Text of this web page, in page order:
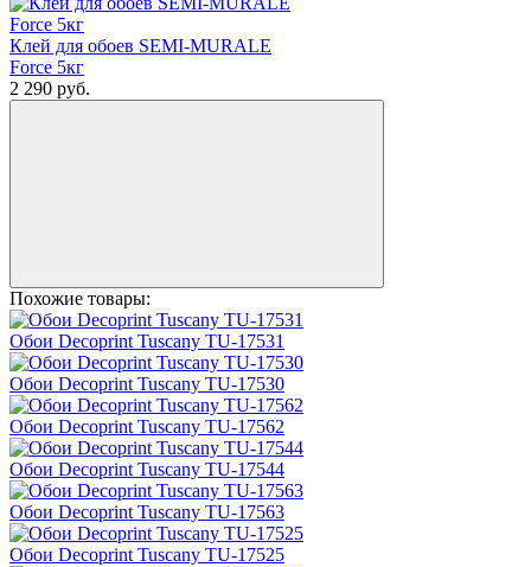
Клей для обоев SEMI-MURALE
Force 5кг
2 290 руб.
Похожие товары:
Обои Decoprint Tuscany TU-17531
Обои Decoprint Tuscany TU-17530
Обои Decoprint Tuscany TU-17562
Обои Decoprint Tuscany TU-17544
Обои Decoprint Tuscany TU-17563
Обои Decoprint Tuscany TU-17525